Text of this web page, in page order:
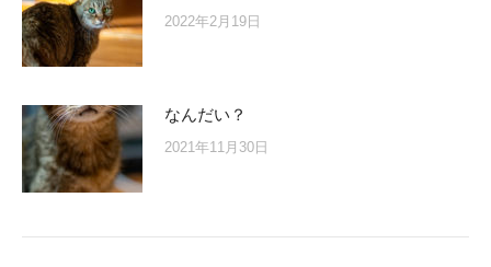
2022年2月19日
なんだい？
2021年11月30日